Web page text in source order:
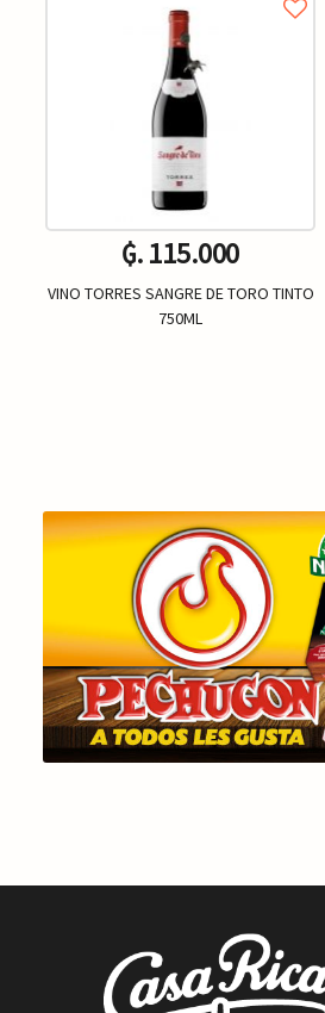
₲. 115.000
VINO TORRES SANGRE DE TORO TINTO
750ML